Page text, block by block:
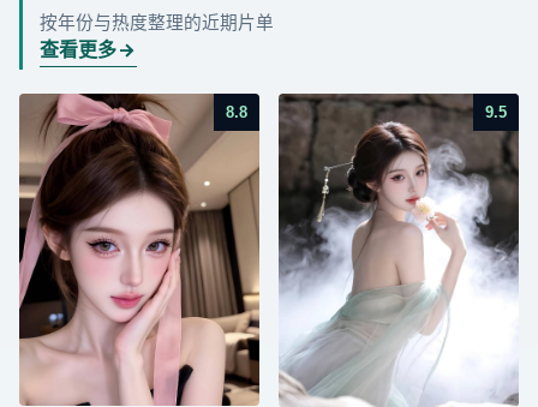
按年份与热度整理的近期片单
查看更多
8.8 9.5